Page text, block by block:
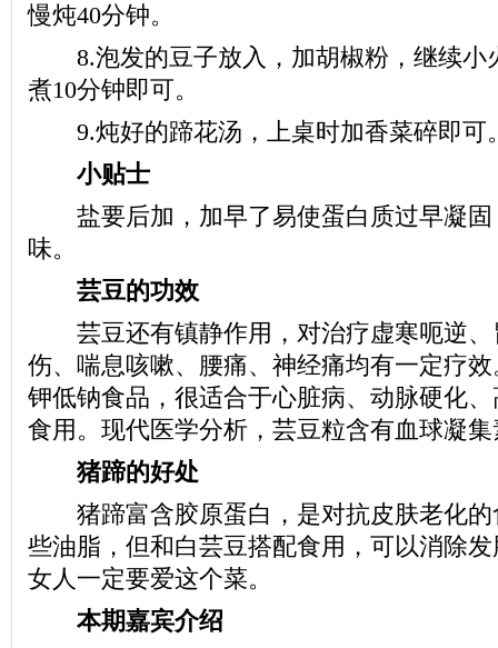
慢炖40分钟。
8.泡发的豆子放入，加胡椒粉，继续小
煮10分钟即可。
9.炖好的蹄花汤，上桌时加香菜碎即可
小贴士
盐要后加，加早了易使蛋白质过早凝固
味。
芸豆的功效
芸豆还有镇静作用，对治疗虚寒呃逆、
伤、喘息咳嗽、腰痛、神经痛均有一定疗
钾低钠食品，很适合于心脏病、动脉硬化
食用。现代医学分析，芸豆粒含有血球凝
猪蹄的好处
猪蹄富含胶原蛋白，是对抗皮肤老化的
些油脂，但和白芸豆搭配食用，可以消除
女人一定要爱这个菜。
本期嘉宾介绍